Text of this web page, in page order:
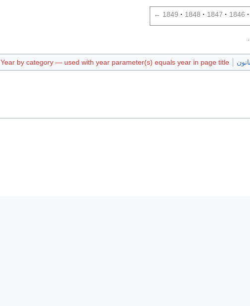
1846
1847
1848
1849
←
Year by category — used with year parameter(s) equals year in page title